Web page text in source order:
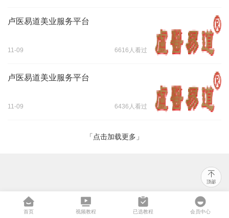
卢医易道美业服务平台
11-09 6616人看过
卢医易道美业服务平台
11-09 6436人看过
「点击加载更多」
首页 视频教程 已选教程 会员中心